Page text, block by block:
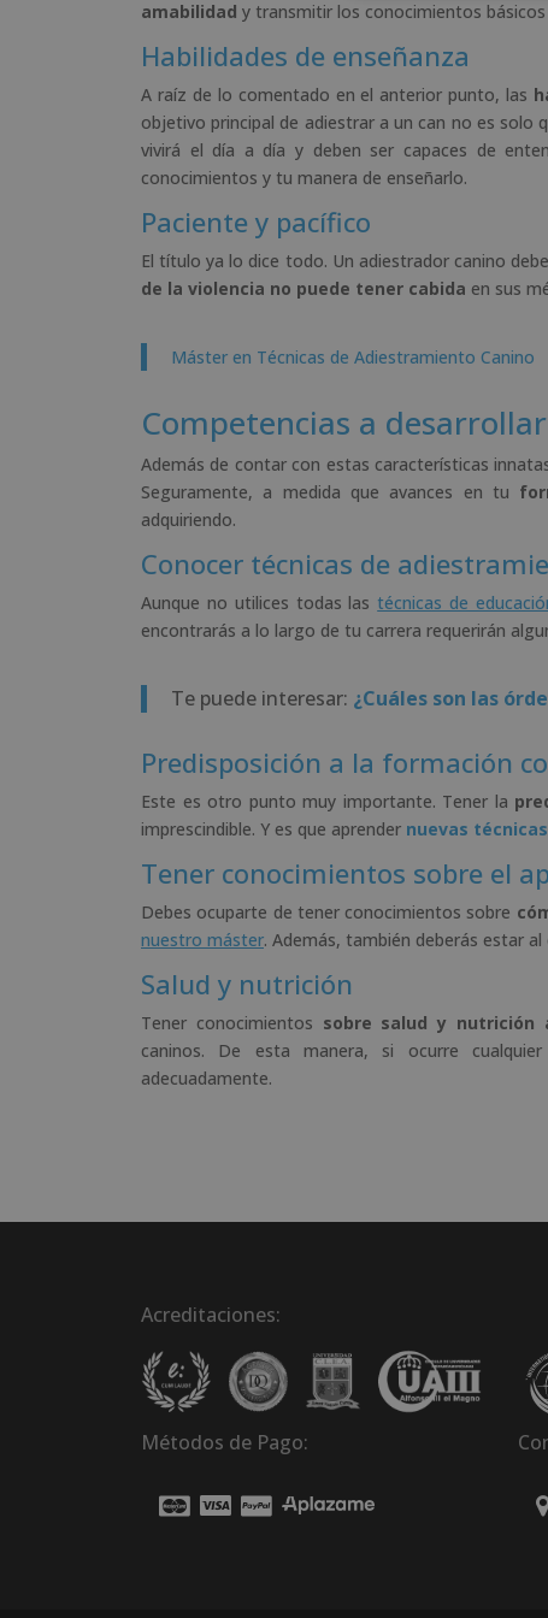
amabilidad y transmitir los conocimientos
Habilidades de enseñanza
A raíz de lo comentado en el anterior punto, las
objetivo principal de adiestrar a un can no es solo
vivirá el día a día y deben ser capaces de
conocimientos y tu manera de enseñarlo.
Paciente y pacífico
El título ya lo dice todo. Un adiestrador canino
de la violencia no puede tener cabida en sus
Máster en Técnicas de Adiestramiento Canino
Competencias a desarrollar
Además de contar con estas características
Seguramente, a medida que avances en tu
adquiriendo.
Conocer técnicas de
Aunque no utilices todas las técnicas de
encontrarás a lo largo de tu carrera requerirán
Te puede interesar: ¿Cuáles son las
Predisposición a la formación
Este es otro punto muy importante. Tener la
imprescindible. Y es que aprender nuevas
Tener conocimientos sobre el
Debes ocuparte de tener conocimientos sobre
nuestro máster. Además, también deberás estar
Salud y nutrición
Tener conocimientos sobre salud y nutrición
caninos. De esta manera, si ocurre
adecuadamente.
Acreditaciones:
Métodos de Pago: